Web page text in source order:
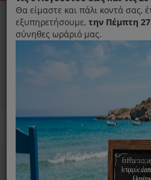
Ανταλλακτικά ηλεκτρικών συσκευών
Home Μίξερ Κουζινομηχανές
Θα είμαστε και πάλι κοντά σας,
εξυπηρετήσουμε, την Πέμπτη
σύνηθες ωράριό μας.